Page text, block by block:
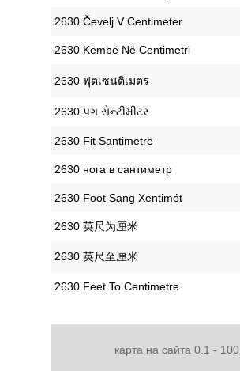
‎2630 Čevelj V Centimeter
‎2630 Këmbë Në Centimetri
‎2630 ฟุตเซนติเมตร
‎2630 પગ સેન્ટીમીટર
‎2630 Fit Santimetre
‎2630 нога в сантиметр
‎2630 Foot Sang Xentimét
‎2630 英尺为厘米
‎2630 英尺至厘米
‎2630 Feet To Centimetre
карта на сайта 0.1 - 100